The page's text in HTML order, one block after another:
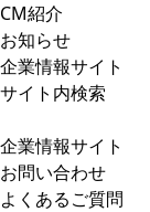
CM紹介
お知らせ
企業情報サイト
サイト内検索
企業情報サイト
お問い合わせ
よくあるご質問